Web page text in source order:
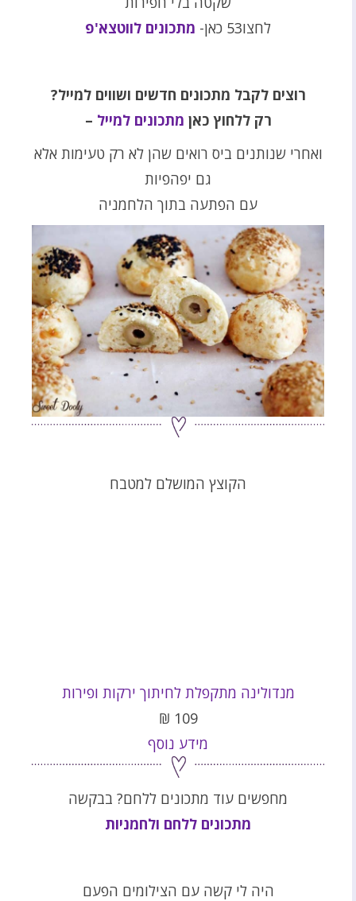
לחצו53 כאן-
מתכונים לווטצא'פ
רוצים לקבל מתכונים חדשים ושווים למייל?
רק ללחוץ כאן
– מתכונים למייל
ואחרי שנותנים ביס רואים שהן לא רק טעימות אלא
גם יפהפיות
עם הפתעה בתוך הלחמניה
הקוצץ המושלם למטבח
מנדולינה מתקפלת לחיתוך ירקות ופירות
109
₪
מידע נוסף
מחפשים עוד מתכונים ללחם? בבקשה
מתכונים ללחם ולחמניות
היה לי קשה עם הצילומים הפעם